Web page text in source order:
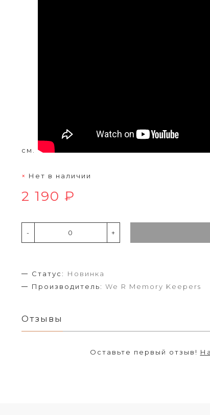
см.
Нет в наличии
2 190 ₽
- +
Статус:
Новинка
Производитель: We R Memory Keepers
Отзывы
Оставьте первый отзыв!